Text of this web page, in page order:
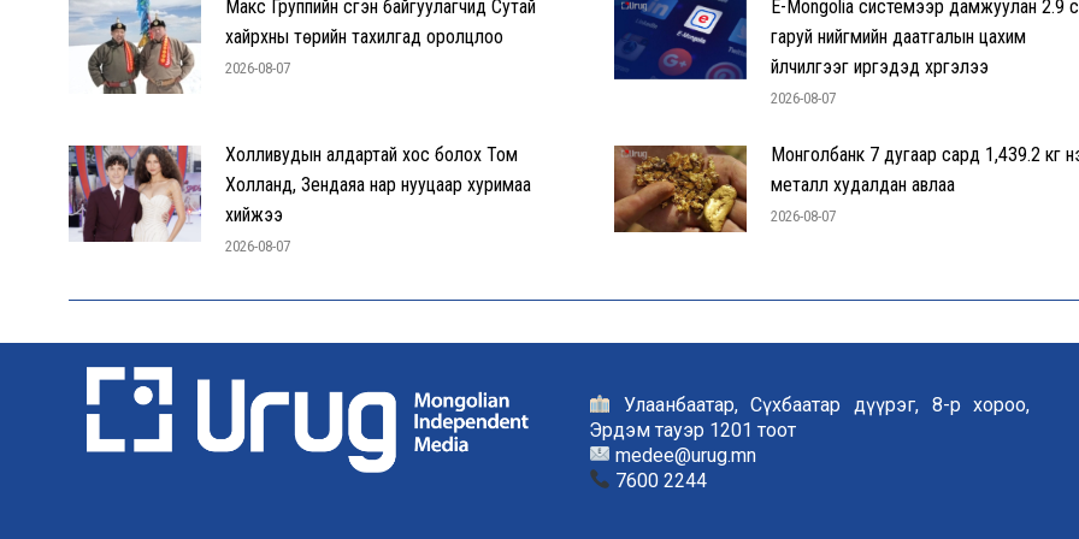
Макс Группийн үүсгэн байгуулагчид Сутай
хайрхны төрийн тахилгад оролцлоо
2026-08-07
E-Mongolia системээр дамжуулан 2.9
гаруй нийгмийн даатгалын цахим
үйлчилгээг иргэдэд хүргэлээ
2026-08-07
Холливудын алдартай хос болох Том
Холланд, Зендаяа нар нууцаар хуримаа
хийжээ
2026-08-07
Монголбанк 7 дугаар сард 1,439.2 кг
металл худалдан авлаа
2026-08-07
Улаанбаатар, Сүхбаатар дүүрэг, 8-р хороо,
Эрдэм тауэр 1201 тоот
medee@urug.mn
7600 2244